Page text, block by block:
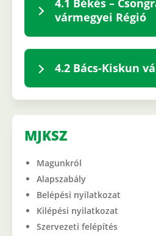
4.1 Békés –
vármegyei Régió
4.2 Bács-Kiskun
MJKSZ
Magunkról
Alapszabály
Belépési nyilatkozat
Kilépési nyilatkozat
Szervezeti felépítés